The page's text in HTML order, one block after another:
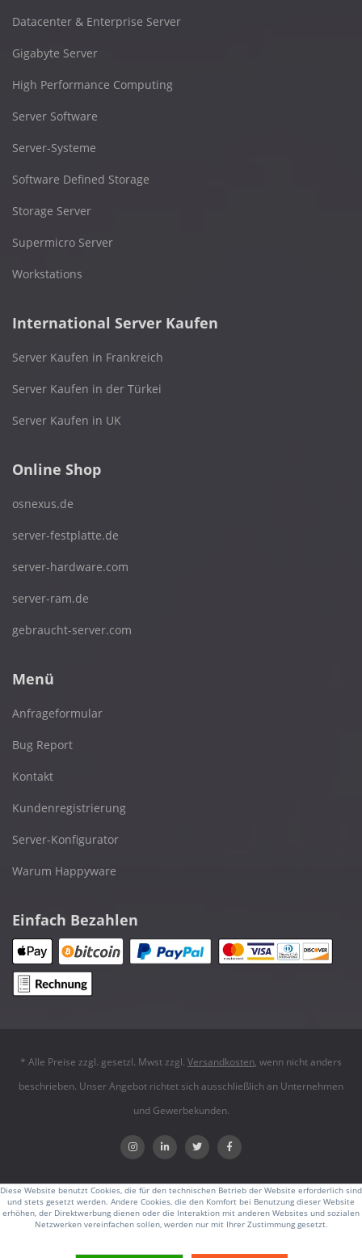
Datacenter & Enterprise Server
Gigabyte Server
High Performance Computing
Server Software
Server-Systeme
Software Defined Storage
Storage Server
Supermicro Server
Workstations
International Server Kaufen
Server Kaufen in Frankreich
Server Kaufen in der Türkei
Server Kaufen in UK
Online Shop
osnexus.de
server-festplatte.de
server-hardware.com
server-ram.de
gebraucht-server.com
Menü
Anfrageformular
Bug Report
Kontakt
Kundenregistrierung
Server-Konfigurator
Warum Happyware
Einfach Bezahlen
* Alle Preise zzgl. gesetzl. Mwst zzgl. Versandkosten, wenn nicht anders
beschrieben. Unser Angebot richtet sich ausschließlich an Unternehmen
und Gewerbekunden.
Diese Website benutzt Cookies, die für den technischen Betrieb der Website erforderlich sind
und stets gesetzt werden. Andere Cookies, die den Komfort bei Benutzung dieser Website
erhöhen, der Direktwerbung dienen oder die Interaktion mit anderen Websites und sozialen
Netzwerken vereinfachen sollen, werden nur mit Ihrer Zustimmung gesetzt.